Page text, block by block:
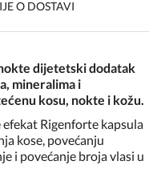
O DOSTAVI
dijetetski dodatak
mineralima i
kosu, nokte i kožu.
Rigenforte kapsula
kose, povećanju
i povećanje broja vlasi u